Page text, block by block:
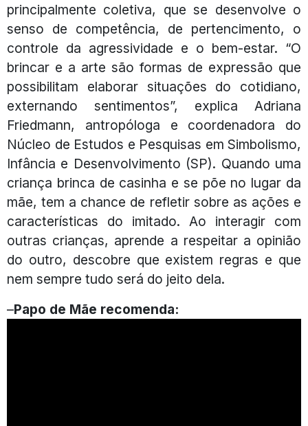
principalmente coletiva, que se desenvolve o
senso de competência, de pertencimento, o
controle da agressividade e o bem-estar. “O
brincar e a arte são formas de expressão que
possibilitam elaborar situações do cotidiano,
externando sentimentos”, explica Adriana
Friedmann, antropóloga e coordenadora do
Núcleo de Estudos e Pesquisas em Simbolismo,
Infância e Desenvolvimento (SP). Quando uma
criança brinca de casinha e se põe no lugar da
mãe, tem a chance de refletir sobre as ações e
características do imitado. Ao interagir com
outras crianças, aprende a respeitar a opinião
do outro, descobre que existem regras e que
nem sempre tudo será do jeito dela.
–Papo de Mãe recomenda: